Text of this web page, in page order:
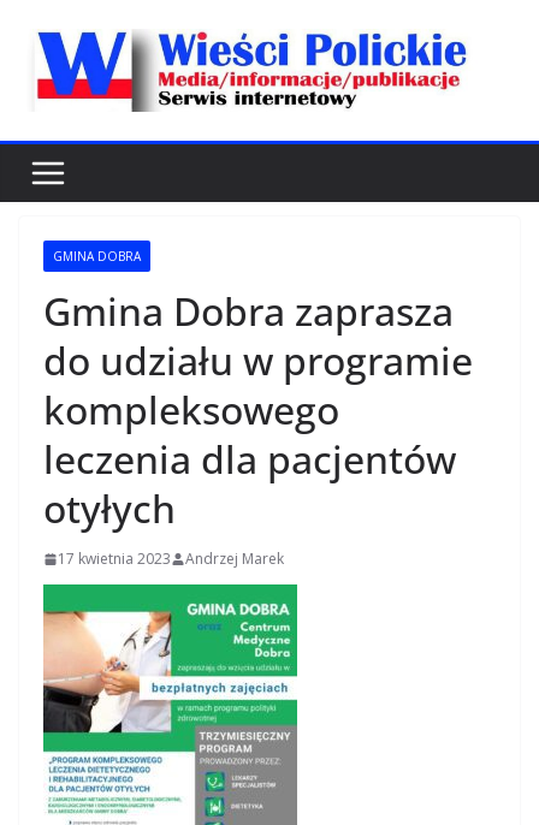
GMINA DOBRA
Gmina Dobra zaprasza
do udziału w programie
kompleksowego
leczenia dla pacjentów
otyłych
17 kwietnia 2023 Andrzej Marek